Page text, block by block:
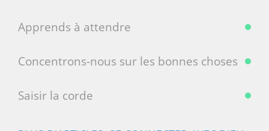
Apprends à attendre
Concentrons-nous sur les bonnes choses
Saisir la corde